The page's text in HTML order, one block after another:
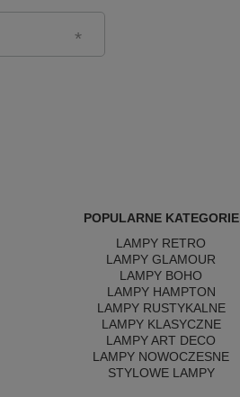
POPULARNE KATEGORIE
LAMPY RETRO
LAMPY GLAMOUR
LAMPY BOHO
LAMPY HAMPTON
LAMPY RUSTYKALNE
LAMPY KLASYCZNE
LAMPY ART DECO
LAMPY NOWOCZESNE
STYLOWE LAMPY